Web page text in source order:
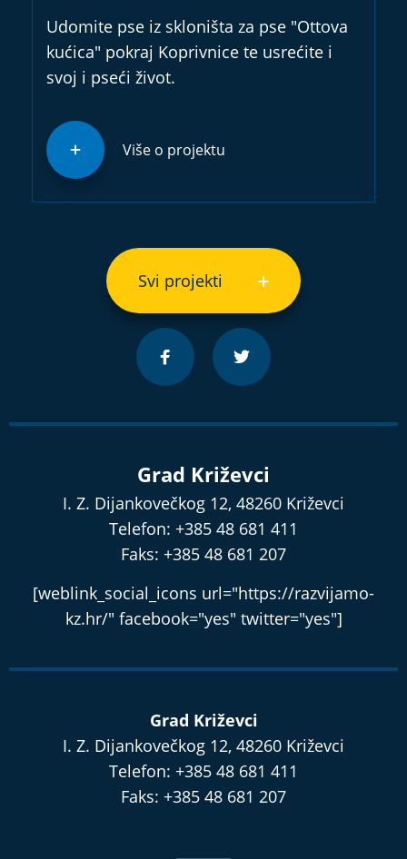
Udomite pse iz skloništa za pse "Ottova
kućica" pokraj Koprivnice te usrećite i
svoj i pseći život.
Više o projektu
Svi projekti
Grad Križevci
I. Z. Dijankovečkog 12, 48260 Križevci
Telefon: +385 48 681 411
Faks: +385 48 681 207
[weblink_social_icons url="https://razvijamo-
kz.hr/" facebook="yes" twitter="yes"]
Grad Križevci
I. Z. Dijankovečkog 12, 48260 Križevci
Telefon: +385 48 681 411
Faks: +385 48 681 207